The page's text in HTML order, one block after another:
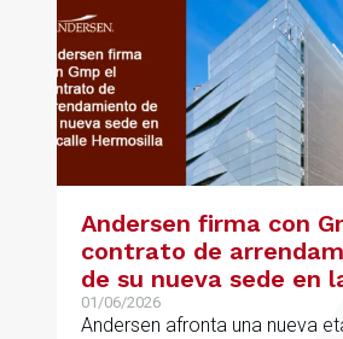
Andersen firma con
contrato de
de su nueva sede en
Hermosilla
01/06/2026
Andersen afronta una nueva